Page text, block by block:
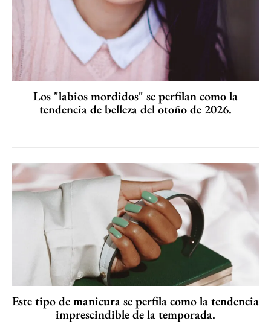
Los "labios mordidos" se perfilan como la
tendencia de belleza del otoño de 2026.
Este tipo de manicura se perfila como la tendencia
imprescindible de la temporada.